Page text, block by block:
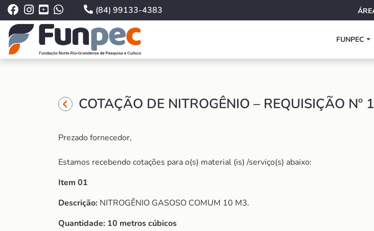
(84) 99133-4383
FUNPEC
COTAÇÃO DE NITROGÊNIO – REQUISIÇÃO
Prezado fornecedor,
Estamos recebendo cotações para o(s) material (is) /serviço(s) abaixo:
Item 01
Descrição: NITROGÊNIO GASOSO COMUM 10 M3.
Quantidade: 10 metros cúbicos